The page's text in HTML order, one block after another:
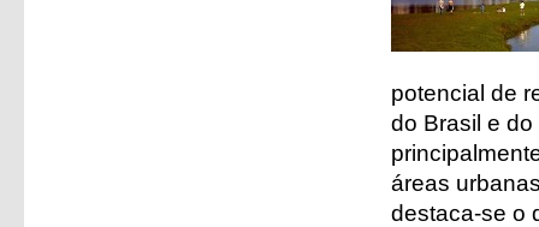
potencial de
do Brasil e
áreas
destaca-se o